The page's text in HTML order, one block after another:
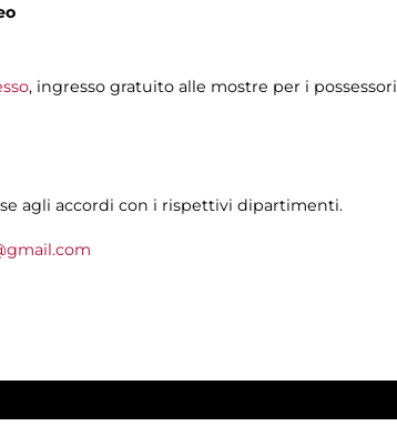
, ingresso gratuito alle mostre per i possessori
agli accordi con i rispettivi dipartimenti.